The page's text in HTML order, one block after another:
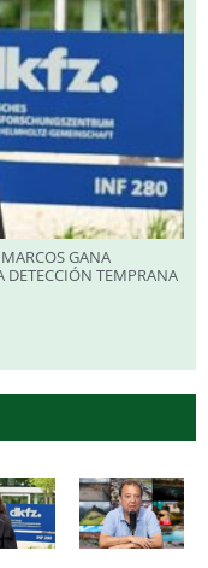
GANA
DETECCIÓN TEMPRANA